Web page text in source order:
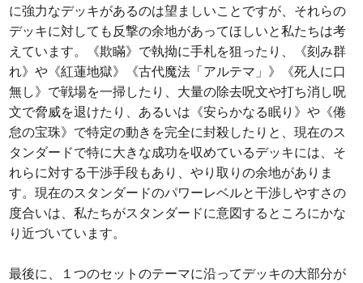
に強力なデッキがあるのは望ましいことですが、それらの
デッキに対しても反撃の余地があってほしいと私たちは考
えています。《欺瞞》で執拗に手札を狙ったり、《刻み群
れ》や《紅蓮地獄》《古代魔法「アルテマ」》《死人に口
無し》で戦場を一掃したり、大量の除去呪文や打ち消し呪
文で脅威を退けたり、あるいは《安らかなる眠り》や《倦
怠の宝珠》で特定の動きを完全に封殺したりと、現在のス
タンダードで特に大きな成功を収めているデッキには、そ
れらに対する干渉手段もあり、やり取りの余地がありま
す。現在のスタンダードのパワーレベルと干渉しやすさの
度合いは、私たちがスタンダードに意図するところにかな
り近づいています。
最後に、１つのセットのテーマに沿ってデッキの大部分が